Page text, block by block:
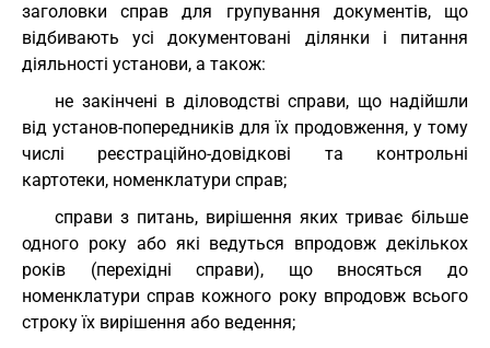
заголовки справ для групування документів, що
відбивають усі документовані ділянки і питання
діяльності установи, а також:
не закінчені в діловодстві справи, що надійшли
від установ-попередників для їх продовження, у тому
числі реєстраційно-довідкові та контрольні
картотеки, номенклатури справ;
справи з питань, вирішення яких триває більше
одного року або які ведуться впродовж декількох
років (перехідні справи), що вносяться до
номенклатури справ кожного року впродовж всього
строку їх вирішення або ведення;